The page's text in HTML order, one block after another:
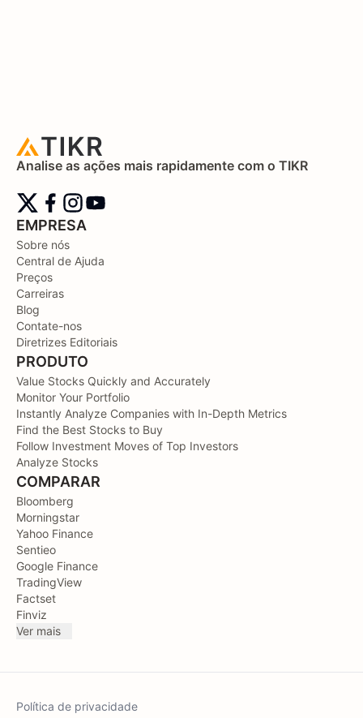
Analise as ações mais rapidamente com o TIKR
EMPRESA
Sobre nós
Central de Ajuda
Preços
Carreiras
Blog
Contate-nos
Diretrizes Editoriais
PRODUTO
Value Stocks Quickly and Accurately
Monitor Your Portfolio
Instantly Analyze Companies with In-Depth Metrics
Find the Best Stocks to Buy
Follow Investment Moves of Top Investors
Analyze Stocks
COMPARAR
Bloomberg
Morningstar
Yahoo Finance
Sentieo
Google Finance
TradingView
Factset
Finviz
Ver mais
Política de privacidade